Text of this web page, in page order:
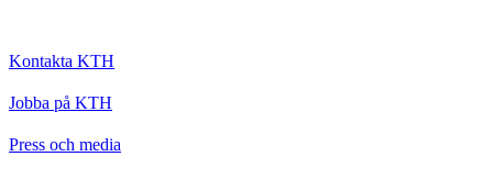
Kontakta KTH
Jobba på KTH
Press och media